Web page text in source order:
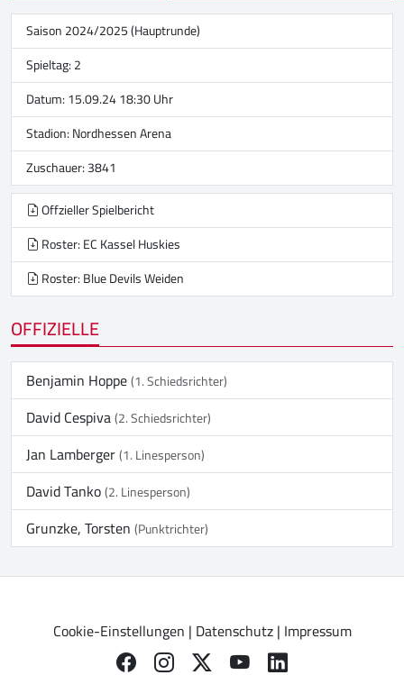
Saison 2024/2025 (Hauptrunde)
Spieltag: 2
Datum: 15.09.24 18:30 Uhr
Stadion:Nordhessen Arena
Zuschauer: 3841
Offzieller Spielbericht
Roster: EC Kassel Huskies
Roster: Blue Devils Weiden
OFFIZIELLE
Benjamin Hoppe(1. Schiedsrichter)
David Cespiva(2. Schiedsrichter)
Jan Lamberger(1. Linesperson)
David Tanko(2. Linesperson)
Grunzke, Torsten(Punktrichter)
Cookie-Einstellungen | Datenschutz| Impressum